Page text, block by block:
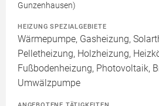
Gunzenhausen)
HEIZUNG SPEZIALGEBIETE
Wärmepumpe, Gasheizung,
Pelletheizung, Holzheizung,
Fußbodenheizung, Photovoltaik,
Umwälzpumpe